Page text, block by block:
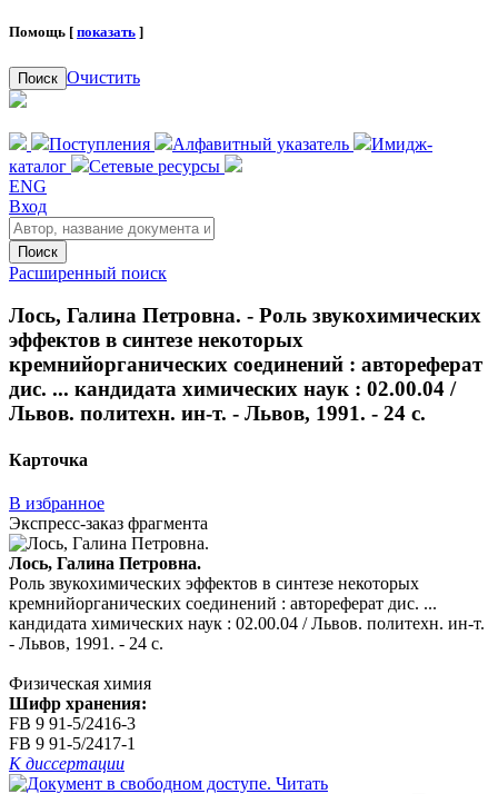
Помощь [ показать ]
Поиск Очистить
Поступления Алфавитный указатель
Имидж-
каталог
Сетевые ресурсы
ENG
Вход
Поиск
Расширенный поиск
Лось, Галина Петровна. - Роль звукохимических
эффектов в синтезе некоторых
кремнийорганических соединений : автореферат
дис. ... кандидата химических наук : 02.00.04 /
Львов. политехн. ин-т. - Львов, 1991. - 24 с.
Карточка
В избранное
Экспресс-заказ фрагмента
Лось, Галина Петровна.
Роль звукохимических эффектов в синтезе некоторых
кремнийорганических соединений : автореферат дис. ...
кандидата химических наук : 02.00.04 / Львов. политехн. ин-т.
- Львов, 1991. - 24 с.
Физическая химия
Шифр хранения:
FB 9 91-5/2416-3
FB 9 91-5/2417-1
К диссертации
Читать